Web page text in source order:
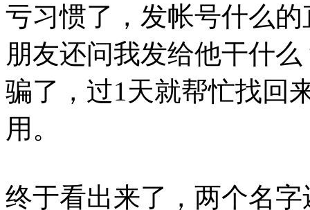
亏习惯了，发帐号什么
朋友还问我发给他干什
骗了，过1天就帮忙找回
用。
终于看出来了，两个名